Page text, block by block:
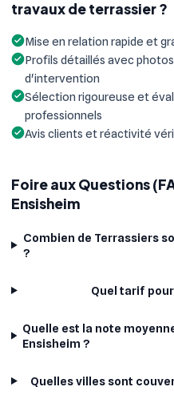
travaux de terrassier ?
Mise en relation rapide et
Profils détaillés avec
d'intervention
Sélection rigoureuse et
professionnels
Avis clients et réactivité
Foire aux Questions
Ensisheim
Combien de Terrassiers
?
Quel tarif
Quelle est la note
Ensisheim ?
Quelles villes sont